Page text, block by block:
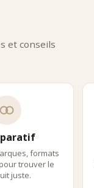
:et conseils
formats
trouver le
juste.